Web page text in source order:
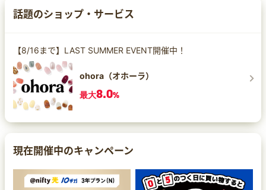
話題のショップ・サービス
【8/16まで】LAST SUMMER EVENT開催中！
ohora（オホーラ）
最大8.0%
現在開催中のキャンペーン